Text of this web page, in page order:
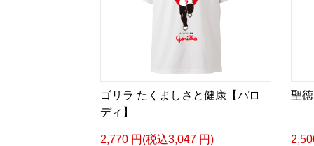
ゴリラ たくましさと健康【パロ
ディ】
2,770 円(税込3,047 円)
聖